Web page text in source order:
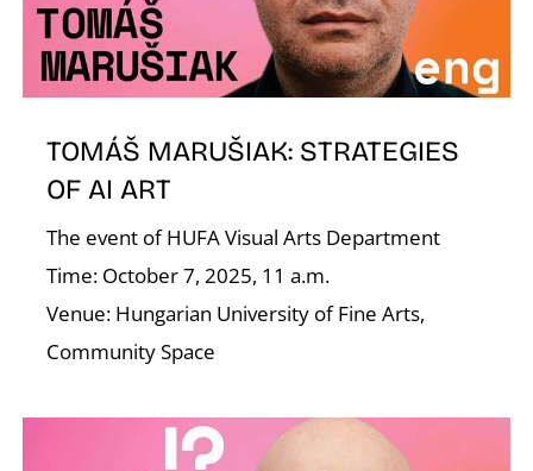
TOMÁŠ MARUŠIAK: STRATEGIES
OF AI ART
The event of HUFA Visual Arts Department
Time: October 7, 2025, 11 a.m.
Venue: Hungarian University of Fine Arts,
Community Space